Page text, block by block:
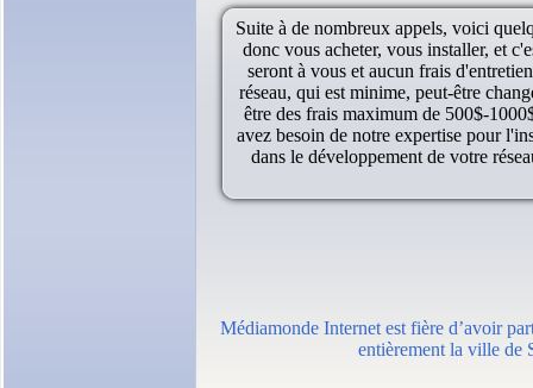
Suite à de nombreux appels, voici
donc vous acheter, vous installer, et
seront à vous et aucun frais
réseau, qui est minime, peut-être
être des frais maximum de 500$-
avez besoin de notre expertise pour
dans le développement de votre
Médiamonde Internet est fière d’avoir
entièrement la ville de